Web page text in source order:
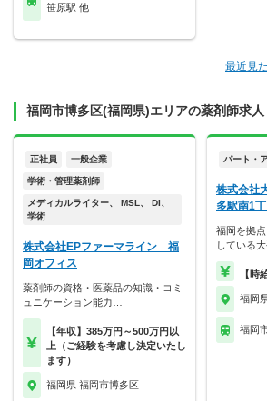
笹原駅 他
最近見
福岡市博多区(福岡県)エリアの薬剤師求人
正社員 一般企業
学術・管理薬剤師
メディカルライター、 MSL、 DI、
学術
株式会社EPファーマライン 福
岡オフィス
薬剤師の資格・医薬品の知識・コミ
ュニケーション能力…
【年収】385万円～500万円以
上（ご経験を考慮し決定いたし
ます）
福岡県 福岡市博多区
パート・
株式会社
多駅南1
福岡を拠
している
【時
福岡
福岡